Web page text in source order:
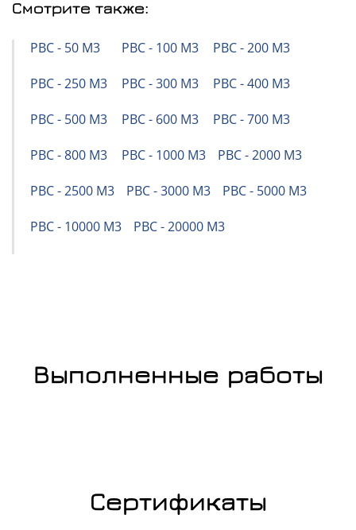
Смотрите также:
РВС - 50 М3 РВС - 100 М3 РВС - 200 М3
РВС - 250 М3 РВС - 300 М3 РВС - 400 М3
РВС - 500 М3 РВС - 600 М3 РВС - 700 М3
РВС - 800 М3 РВС - 1000 М3 РВС - 2000 М3
РВС - 2500 М3 РВС - 3000 М3 РВС - 5000 М3
РВС - 10000 М3 РВС - 20000 М3
Выполненные работы
Сертификаты